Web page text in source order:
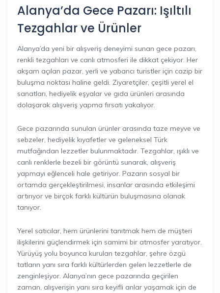
Alanya’da Gece Pazarı: Işıltılı
Tezgahlar ve Ürünler
Alanya’da yeni bir alışveriş deneyimi sunan gece pazarı,
renkli tezgahları ve canlı atmosferi ile dikkat çekiyor. Her
akşam açılan pazar, yerli ve yabancı turistler için cazip bir
buluşma noktası haline geldi. Ziyaretçiler, çeşitli yerel el
sanatları, hediyelik eşyalar ve gıda ürünleri arasında
dolaşarak alışveriş yapma fırsatı yakalıyor.
Gece pazarında sunulan ürünler arasında taze meyve ve
sebzeler, hediyelik kıyafetler ve geleneksel Türk
mutfağından lezzetler bulunmaktadır. Tezgahlar, ışıklı ve
canlı renklerle bezeli bir görüntü sunarak, alışveriş
yapmayı eğlenceli hale getiriyor. Pazarın sosyal bir
ortamda gerçekleştirilmesi, insanlar arasında etkileşimi
artırıyor ve birçok farklı kültürün buluşmasına olanak
tanıyor.
Yerel satıcılar, hem ürünlerini tanıtmak hem de müşteri
ilişkilerini güçlendirmek için samimi bir atmosfer yaratıyor.
Yürüyüş yolu boyunca kurulan tezgahlar, şehre özgü
tatların yanı sıra farklı kültürlerden gelen lezzetlerle de
zenginleşiyor. Alanya’nın gece pazarında geçirilen
zaman, alışverişin yanı sıra keyifli anlar yaşamak için de